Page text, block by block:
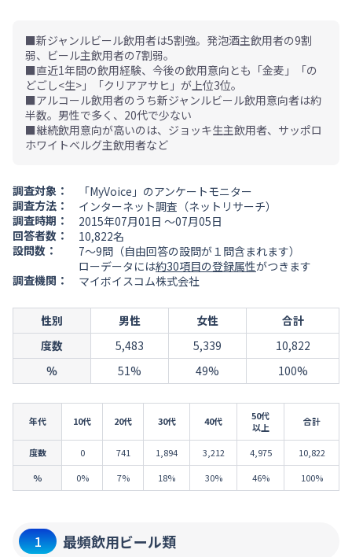
■新ジャンルビール飲用者は5割強。発泡酒主飲用者の9割
弱、ビール主飲用者の7割弱。
■直近1年間の飲用経験、今後の飲用意向とも「金麦」「の
どごし<生>」「クリアアサヒ」が上位3位。
■アルコール飲用者のうち新ジャンルビール飲用意向者は約
半数。男性で多く、20代で少ない
■継続飲用意向が高いのは、ジョッキ生主飲用者、サッポロ
ホワイトベルグ主飲用者など
調査対象：
「MyVoice」のアンケートモニター
調査方法：
インターネット調査（ネットリサーチ）
調査時期：
2015年07月01日 ～07月05日
回答者数：
10,822名
設問数：
7～9問（自由回答の設問が１問含まれます）
ローデータには約30項目の登録属性がつきます
調査機関：
マイボイスコム株式会社
性別 男性 女性
合計
度数
5,483 5,339
10,822
％
51% 49% 100%
年代 10代 20代 30代 40代
50代
以上
合計
度数 0 741 1,894 3,212 4,975
10,822
％
0% 7% 18% 30% 46% 100%
1 最頻飲用ビール類